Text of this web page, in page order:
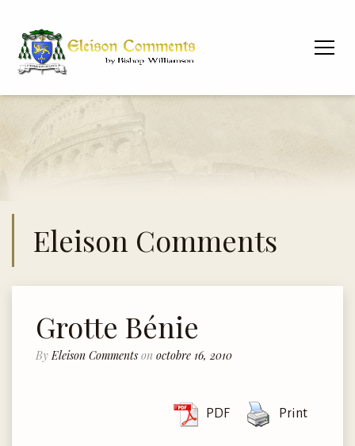
Eleison Comments
Grotte Bénie
By Eleison Comments on octobre 16, 2010
PDF Print